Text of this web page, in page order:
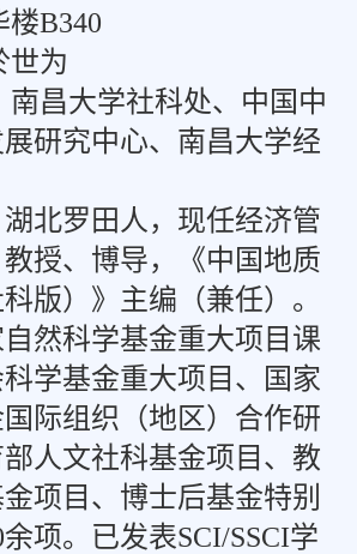
楼B340
世为
南昌大学社科处、中国中
研究中心、南昌大学经
湖北罗田人，现任经济管
授、博导，《中国地质
版）》主编（兼任）。
然科学基金重大项目课
学基金重大项目、国家
际组织（地区）合作研
人文社科基金项目、教
项目、博士后基金特别
项。已发表SCI/SSCI学